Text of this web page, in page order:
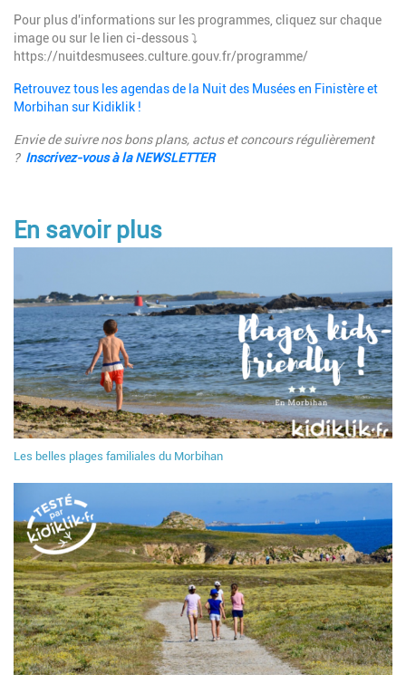
Description
Pour plus d'informations sur les programmes, cliquez sur chaque
image ou sur le lien ci-dessous ⤵️
https://nuitdesmusees.culture.gouv.fr/programme/
Retrouvez tous les agendas de la Nuit des Musées en Finistère et
Morbihan sur Kidiklik !
Envie de suivre nos bons plans, actus et concours régulièrement
? Inscrivez-vous à la NEWSLETTER
En savoir plus
Les belles plages familiales du Morbihan